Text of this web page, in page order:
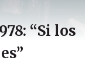
“Si los